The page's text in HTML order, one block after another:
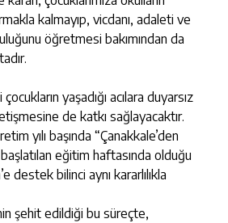
kalmayıp, vicdanı, adaleti ve
öğretmesi bakımından da
yaşadığı acılara duyarsız
de katkı sağlayacaktır.
yılı başında “Çanakkale’den
eğitim haftasında olduğu
destek bilinci aynı kararlılıkla
şehit edildiği bu süreçte,